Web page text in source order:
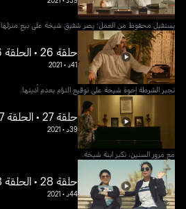
يستقيل محفوظ من العمل؛ يصر شقيق شيخة على بيع منزلها.
حلقة 26 • الحلقة 26
41د •
2021
تجبر الشرطة إخوة شيخة على توقيع التزام بعدم أذيتها.
حلقة 27 • الحلقة 27
39د •
2021
مع مرور السنين، تكبر ابنة شيخة.
حلقة 28 • الحلقة 28
44د •
2021